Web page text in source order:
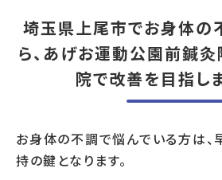
埼玉県上尾市でお身体の
ら、あげお運動公園前鍼
院で改善を目指しま
お身体の不調で悩んでいる方は
持の鍵となります。